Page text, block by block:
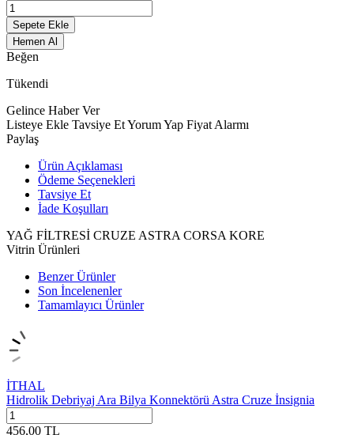
Sepete Ekle
Hemen Al
Beğen
Tükendi
Gelince Haber Ver
Listeye Ekle Tavsiye EtYorum Yap Fiyat Alarmı
Paylaş
Ürün Açıklaması
Ödeme Seçenekleri
Tavsiye Et
İade Koşulları
YAĞ FİLTRESİ CRUZE ASTRA CORSA KORE
Vitrin Ürünleri
Benzer Ürünler
Son İncelenenler
Tamamlayıcı Ürünler
İTHAL
Hidrolik Debriyaj Ara Bilya Konnektörü Astra Cruze İnsignia
456,00 TL